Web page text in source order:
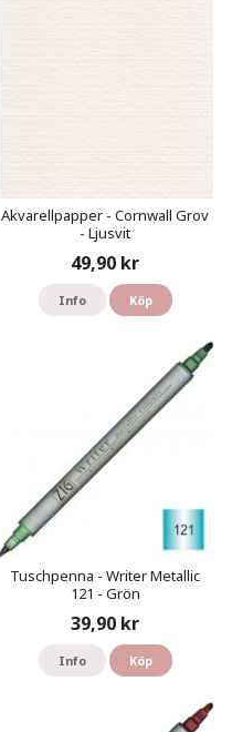
Akvarellpapper - Cornwall Grov
- Ljusvit
49,90 kr
Info Köp
Tuschpenna - Writer Metallic
121 - Grön
39,90 kr
Info Köp